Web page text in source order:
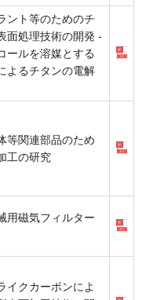
ント等のためのチ
面処理技術の開発 -
ールを溶媒とする
よるチタンの電解
等関連部品のため
工の研究
用磁気フィルター
イクカーボンによ